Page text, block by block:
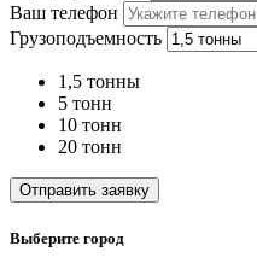
Ваш телефон
Грузоподъемность
1,5 тонны
5 тонн
10 тонн
20 тонн
Отправить заявку
Выберите город